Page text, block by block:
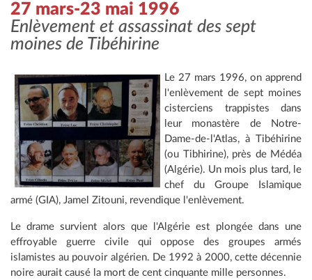
27 mars-23 mai 1996
Enlèvement et assassinat des sept
moines de Tibéhirine
Le 27 mars 1996, on apprend
l'enlèvement de sept moines
cisterciens trappistes dans
leur monastère de Notre-
Dame-de-l'Atlas, à Tibéhirine
(ou Tibhirine), près de Médéa
(Algérie). Un mois plus tard, le
chef du Groupe Islamique
armé (GIA), Jamel Zitouni, revendique l'enlèvement.
Le drame survient alors que l'Algérie est plongée dans une
effroyable guerre civile qui oppose des groupes armés
islamistes au pouvoir algérien. De 1992 à 2000, cette décennie
noire aurait causé la mort de cent cinquante mille personnes.